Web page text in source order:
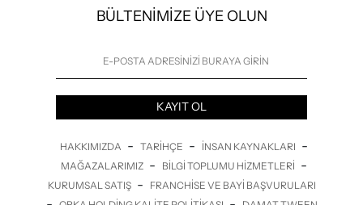
BÜLTENİMİZE ÜYE OLUN
KAYIT OL
HAKKIMIZDA - TARIHÇE - İNSAN KAYNAKLARI -
MAĞAZALARIMIZ - BILGI TOPLUMU HIZMETLERI -
KURUMSAL SATIŞ - FRANCHISE VE BAYI BAŞVURULARI